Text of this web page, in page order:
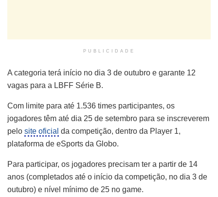
PUBLICIDADE
A categoria terá início no dia 3 de outubro e garante 12
vagas para a LBFF Série B.
Com limite para até 1.536 times participantes, os
jogadores têm até dia 25 de setembro para se inscreverem
pelo site oficial da competição, dentro da Player 1,
plataforma de eSports da Globo.
Para participar, os jogadores precisam ter a partir de 14
anos (completados até o início da competição, no dia 3 de
outubro) e nível mínimo de 25 no game.